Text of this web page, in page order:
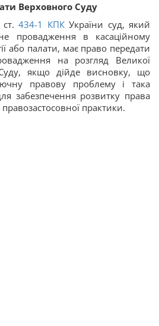
Верховного Суду
434-1 КПКУкраїни суд, який
провадження в касаційному
або палати, має право передати
на розгляд Великої
якщо дійде висновку, що
правову проблему і така
забезпечення розвитку права
практики.